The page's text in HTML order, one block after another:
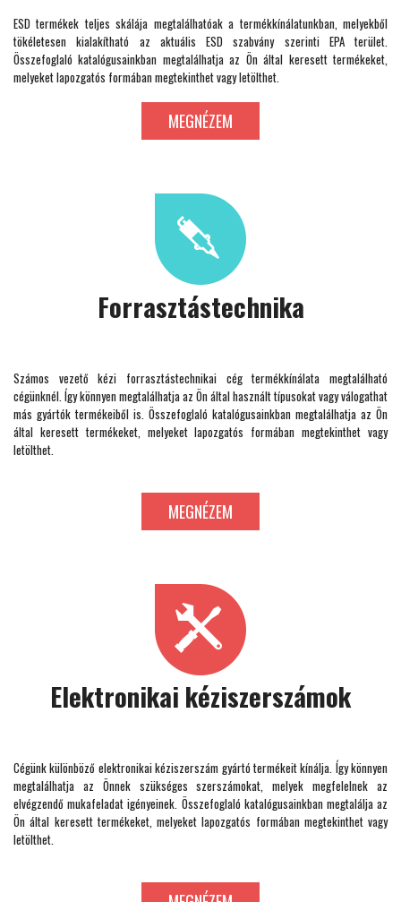
ESD termékek teljes skálája megtalálhatóak a termékkínálatunkban, melyekből
tökéletesen kialakítható az aktuális ESD szabvány szerinti EPA terület.
Összefoglaló katalógusainkban megtalálhatja az Ön által keresett termékeket,
melyeket lapozgatós formában megtekinthet vagy letölthet.
MEGNÉZEM
Forrasztástechnika
Számos vezető kézi forrasztástechnikai cég termékkínálata megtalálható
cégünknél. Így könnyen megtalálhatja az Ön által használt típusokat vagy válogathat
más gyártók termékeiből is. Összefoglaló katalógusainkban megtalálhatja az Ön
által keresett termékeket, melyeket lapozgatós formában megtekinthet vagy
letölthet.
MEGNÉZEM
Elektronikai kéziszerszámok
Cégünk különböző elektronikai kéziszerszám gyártó termékeit kínálja. Így könnyen
megtalálhatja az Önnek szükséges szerszámokat, melyek megfelelnek az
elvégzendő mukafeladat igényeinek. Összefoglaló katalógusainkban megtalálja az
Ön által keresett termékeket, melyeket lapozgatós formában megtekinthet vagy
letölthet.